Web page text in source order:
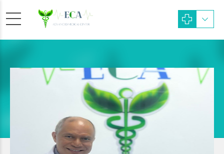
Ortopeda
Dr. Domingo Antonio
Rodríguez Marte